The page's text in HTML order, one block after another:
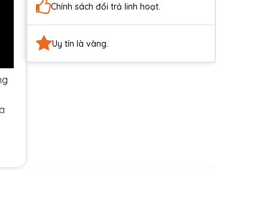
Chính sách đổi trả linh hoạt.
Uy tín là vàng.